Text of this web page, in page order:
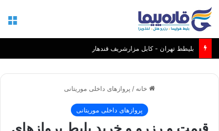
بلیطط تهران - کابل مزارشریف قندهار
خانه / پروازهای داخلی موریتانی
پروازهای داخلی موریتانی